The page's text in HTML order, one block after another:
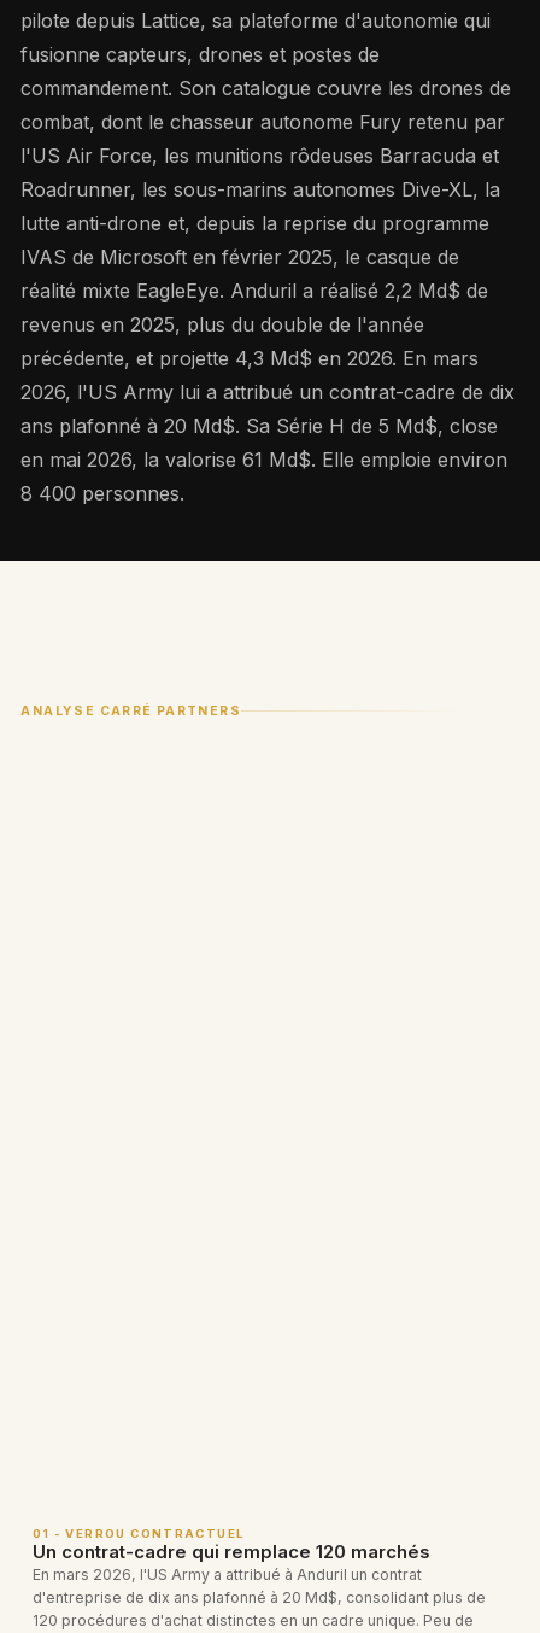
pilote depuis Lattice, sa plateforme d'autonomie qui
fusionne capteurs, drones et postes de
commandement. Son catalogue couvre les drones de
combat, dont le chasseur autonome Fury retenu par
l'US Air Force, les munitions rôdeuses Barracuda et
Roadrunner, les sous-marins autonomes Dive-XL, la
lutte anti-drone et, depuis la reprise du programme
IVAS de Microsoft en février 2025, le casque de
réalité mixte EagleEye. Anduril a réalisé 2,2 Md$ de
revenus en 2025, plus du double de l'année
précédente, et projette 4,3 Md$ en 2026. En mars
2026, l'US Army lui a attribué un contrat-cadre de dix
ans plafonné à 20 Md$. Sa Série H de 5 Md$, close
en mai 2026, la valorise 61 Md$. Elle emploie environ
8 400 personnes.
ANALYSE CARRÉ PARTNERS
01 - VERROU CONTRACTUEL
Un contrat-cadre qui remplace 120 marchés
En mars 2026, l'US Army a attribué à Anduril un contrat
d'entreprise de dix ans plafonné à 20 Md$, consolidant plus de
120 procédures d'achat distinctes en un cadre unique. Peu de